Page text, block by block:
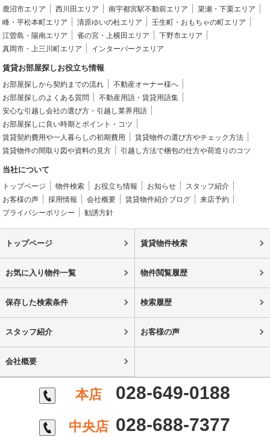
鹿沼市エリア
西川田エリア 南宇都宮駅不動前エリア
簗瀬・下栗エリア
峰・平松本町エリア
清原ゆいの杜エリア
壬生町・おもちゃの町エリア
江曽島・陽南エリア
雀の宮・上横田エリア
下野市エリア
真岡市・上三川町エリア
インターパークエリア
賃貸お部屋探しお役立ち情報
お部屋探しから契約までの流れ
不動産オーナー様へ
お部屋探しのよくある質問
不動産用語・賃貸用語集
安心な引越し会社の選び方・引越し業界用語
お部屋探しに良い時期とポイント・コツ
賃貸契約費用や一人暮らしの初期費用
賃貸物件の選び方やチェック方法
賃貸物件の間取り図や資料の見方
引越し方法で梱包の仕方や荷造りのコツ
当社について
トップページ 物件検索 お役立ち情報 お知らせ
スタッフ紹介
お客様の声
採用情報 会社概要 賃貸物件紹介ブログ
来店予約
プライバシーポリシー
勧誘方針
トップページ 賃貸物件検索
お気に入り物件一覧 物件閲覧履歴
保存した検索条件 検索履歴
スタッフ紹介 お客様の声
会社概要
本店 028-649-0188
中央店 028-688-7377